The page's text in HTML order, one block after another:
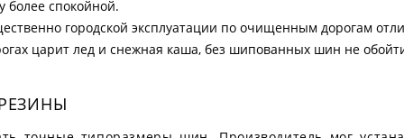
более спокойной.
городской эксплуатации по очищенным дорогам
царит лед и снежная каша, без шипованных шин не